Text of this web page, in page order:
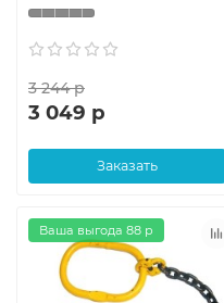
3 244 р
3 049 р
Заказать
Ваша выгода 88 р